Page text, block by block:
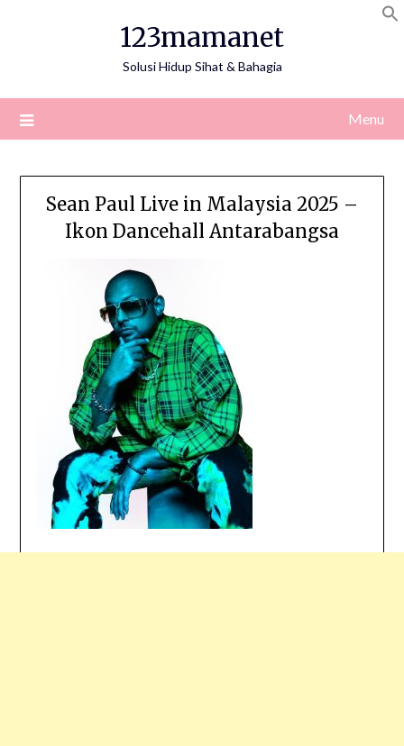
123mamanet
Solusi Hidup Sihat & Bahagia
Menu
Sean Paul Live in Malaysia 2025 –
Ikon Dancehall Antarabangsa